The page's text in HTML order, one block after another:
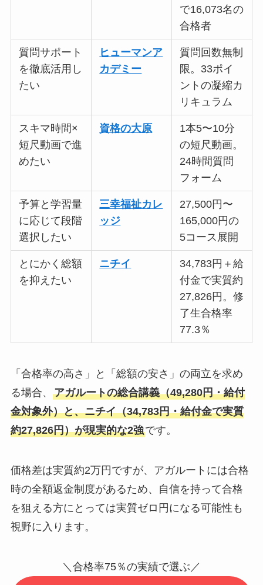
で16,073名の
合格者
質問サポート
を徹底活用し
たい
ヒューマンア
カデミー
質問回数無制
限。33ポイ
ントの凝縮カ
リキュラム
スキマ時間×
短尺動画で進
めたい
資格の大原
1本5〜10分
の短尺動画。
24時間質問
フォーム
予算と学習量
に応じて段階
選択したい
三幸福祉カレ
ッジ
27,500円〜
165,000円の
5コース展開
とにかく総額
を抑えたい
ニチイ
34,783円＋給
付金で実質約
27,826円。修
了生合格率
77.3％
「合格率の高さ」と「総額の安さ」の両立を求め
る場合、 アガルートの総合講義（49,280円・給付
金対象外）と、ニチイ（34,783円・給付金で実質
約27,826円）が現実的な2強です。
価格差は実質約2万円ですが、アガルートには合格
時の全額返金制度があるため、自信を持って合格
を狙える方にとっては実質ゼロ円になる可能性も
視野に入ります。
＼合格率75％の実績で選ぶ／